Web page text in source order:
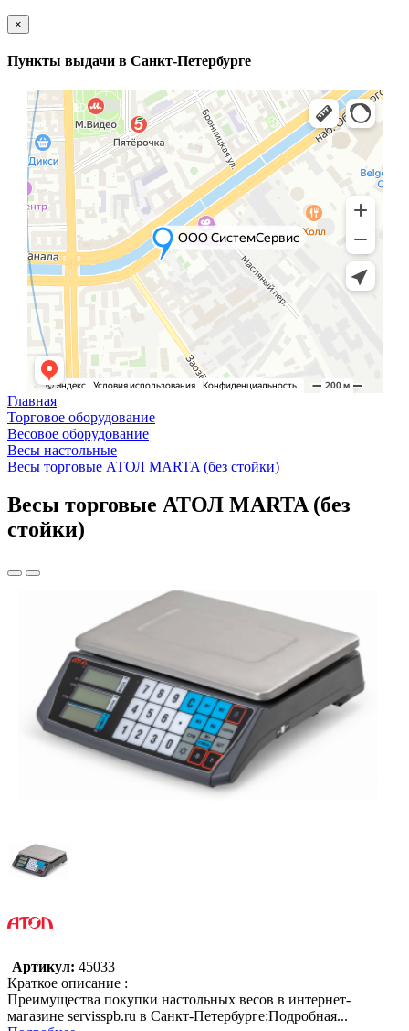
×
Пункты выдачи в Санкт-Петербурге
Главная
Торговое оборудование
Весовое оборудование
Весы настольные
Весы торговые АТОЛ MARTA (без стойки)
Весы торговые АТОЛ MARTA (без
стойки)
Артикул: 45033
Краткое описание :
Преимущества покупки настольных весов в интернет-
магазине servisspb.ru в Санкт-Петербурге:Подробная...